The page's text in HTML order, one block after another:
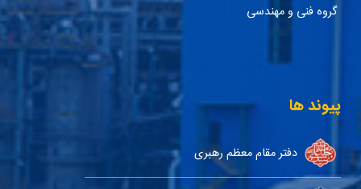
گروه فنی و مهندسی
پیوند ها
دفتر مقام معظم رهبری